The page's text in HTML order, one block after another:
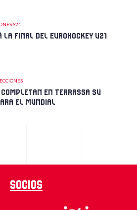
S21
LA FINAL DEL EUROHOCKEY U21
EN TERRASSA SU
EL MUNDIAL
Socios